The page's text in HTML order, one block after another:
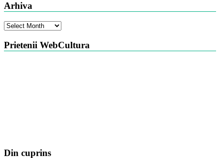
Arhiva
Arhiva
Prietenii WebCultura
Din cuprins